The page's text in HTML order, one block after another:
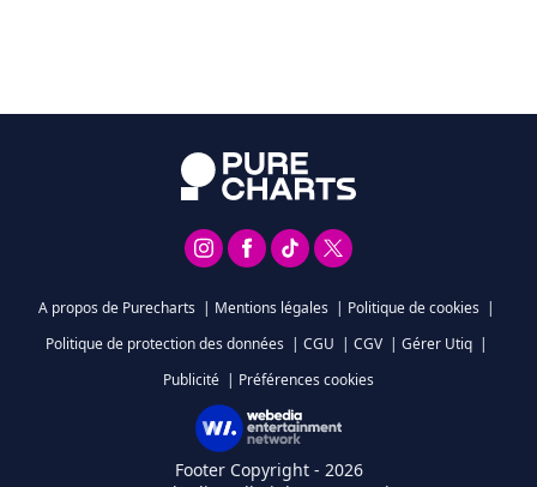
A propos de Purecharts | Mentions légales | Politique de cookies |
Politique de protection des données | CGU | CGV | Gérer Utiq |
Publicité | Préférences cookies
Footer Copyright - 2026